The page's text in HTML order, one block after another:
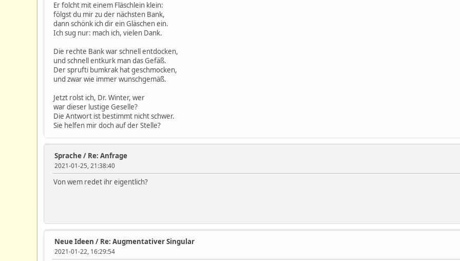
Er folcht mit einem Fläschlein klein:
fölgst du mir zu der nächsten Bank,
dann schönk ich dir ein Gläschen ein.
Ich sug nur: mach ich, vielen Dank.
Die rechte Bank war schnell entdocken,
und schnell entkurk man das Gefäß.
Der sprufti bumkrak hat geschmocken,
und zwar wie immer wunschgemäß.
Jetzt rolst ich, Dr. Winter, wer
war dieser lustige Geselle?
Die Antwort ist bestimmt nicht schwer.
Sie helfen mir doch auf der Stelle?
Sprache/ Re: Anfrage
2021-01-25, 21:38:40
Von wem redet ihr eigentlich?
Neue Ideen / Re: Augmentativer Singular
2021-01-22, 16:29:54